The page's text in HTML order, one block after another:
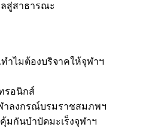
ลสู่สาธารณะ
ทำไมต้องบริจาคให้จุฬาฯ
รอนิกส์
าลงกรณ์บรมราชสมภพฯ
มกันบำบัดมะเร็งจุฬาฯ